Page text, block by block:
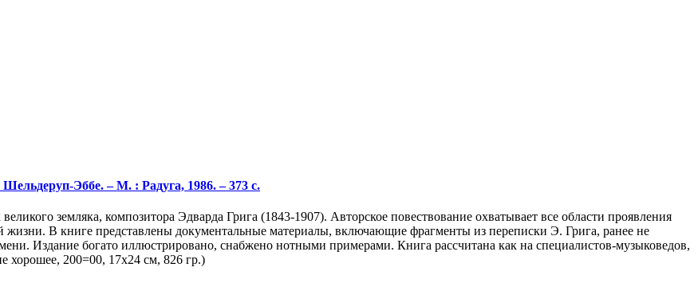
Эббе. – М. : Радуга, 1986. – 373 с.
земляка, композитора Эдварда Грига (1843-1907). Авторское повествование охватывает все области проявления
жизни. В книге представлены документальные материалы, включающие фрагменты из переписки Э. Грига, ранее не
Издание богато иллюстрировано, снабжено нотными примерами. Книга рассчитана как на специалистов-музыковедов,
хорошее, 200=00, 17х24 см, 826 гр.)